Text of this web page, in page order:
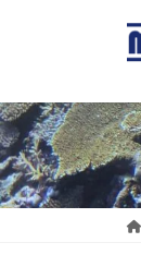
ツ
に
移
動
シ
ョ
ン
に